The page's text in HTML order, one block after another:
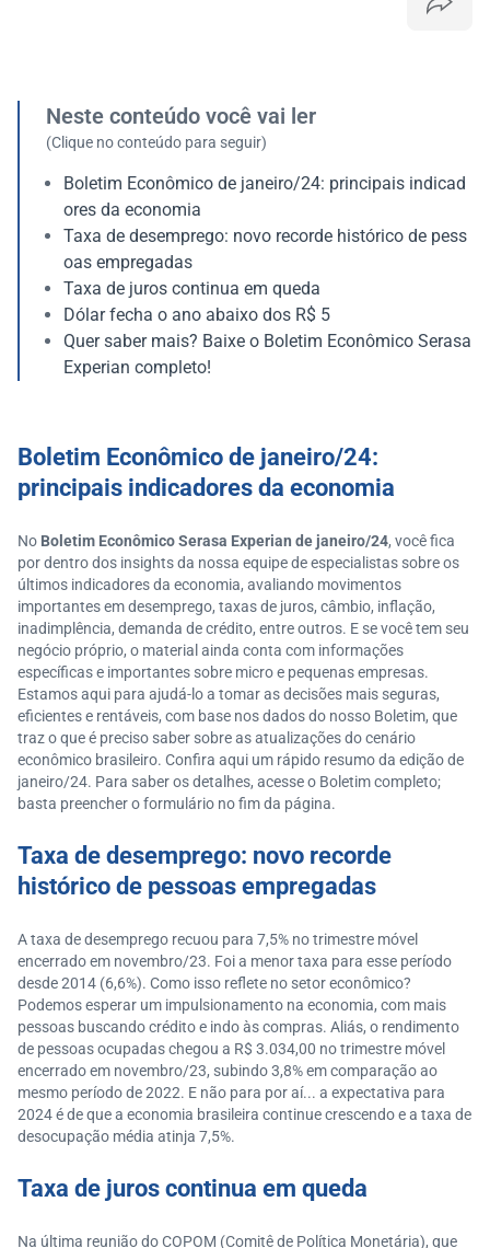
Neste conteúdo você vai ler
(Clique no conteúdo para seguir)
Boletim Econômico de janeiro/24: principais indicad
ores da economia
Taxa de desemprego: novo recorde histórico de pess
oas empregadas
Taxa de juros continua em queda
Dólar fecha o ano abaixo dos R$ 5
Quer saber mais? Baixe o Boletim Econômico Serasa
Experian completo!
Boletim Econômico de janeiro/24:
principais indicadores da economia
No Boletim Econômico Serasa Experian de janeiro/24, você fica
por dentro dos insights da nossa equipe de especialistas sobre os
últimos indicadores da economia, avaliando movimentos
importantes em desemprego, taxas de juros, câmbio, inflação,
inadimplência, demanda de crédito, entre outros. E se você tem seu
negócio próprio, o material ainda conta com informações
específicas e importantes sobre micro e pequenas empresas.
Estamos aqui para ajudá-lo a tomar as decisões mais seguras,
eficientes e rentáveis, com base nos dados do nosso Boletim, que
traz o que é preciso saber sobre as atualizações do cenário
econômico brasileiro. Confira aqui um rápido resumo da edição de
janeiro/24. Para saber os detalhes, acesse o Boletim completo;
basta preencher o formulário no fim da página.
Taxa de desemprego: novo recorde
histórico de pessoas empregadas
A taxa de desemprego recuou para 7,5% no trimestre móvel
encerrado em novembro/23. Foi a menor taxa para esse período
desde 2014 (6,6%). Como isso reflete no setor econômico?
Podemos esperar um impulsionamento na economia, com mais
pessoas buscando crédito e indo às compras. Aliás, o rendimento
de pessoas ocupadas chegou a R$ 3.034,00 no trimestre móvel
encerrado em novembro/23, subindo 3,8% em comparação ao
mesmo período de 2022. E não para por aí... a expectativa para
2024 é de que a economia brasileira continue crescendo e a taxa de
desocupação média atinja 7,5%.
Taxa de juros continua em queda
Na última reunião do COPOM (Comitê de Política Monetária), que